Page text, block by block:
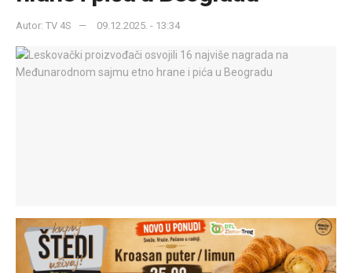
Autor: TV 4S 09.12.2025. - 13:34